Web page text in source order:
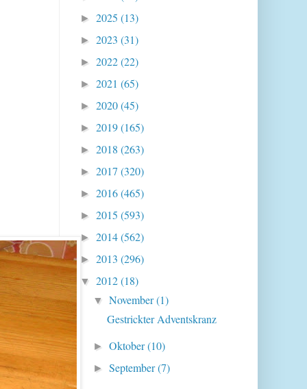
► 2025 (13)
► 2023 (31)
► 2022(22)
► 2021 (65)
► 2020(45)
► 2019(165)
► 2018 (263)
► 2017 (320)
► 2016(465)
► 2015 (593)
► 2014(562)
► 2013 (296)
▼ 2012(18)
▼November(1)
Gestrickter Adventskranz
►Oktober(10)
►September(7)